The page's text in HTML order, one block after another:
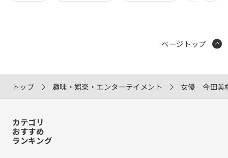
トップ 趣味・娯楽・エンターテイメント 女優 今田美
ページトップ
カテゴリ
おすすめ
ランキング